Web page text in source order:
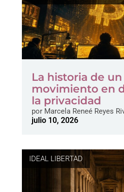
La historia de un
movimiento en
la privacidad
porMarcela Reneé Reyes
julio 10, 2026
IDEAL LIBERTAD